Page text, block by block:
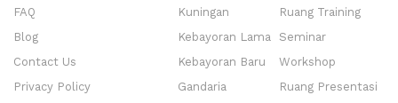
FAQ
Blog
Contact Us
Privacy Policy
Kuningan
Kebayoran Lama
Kebayoran Baru
Gandaria
Ruang Training
Seminar
Workshop
Ruang Presentasi